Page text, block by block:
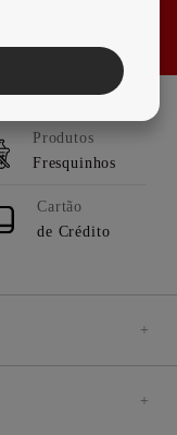
Produtos
Fresquinhos
Cartão
de Crédito
+
+